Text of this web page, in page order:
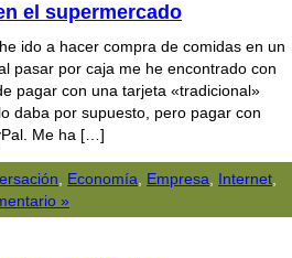
el supermercado
ido a hacer compra de comidas en un
pasar por caja me he encontrado con
pagar con una tarjeta «tradicional»
daba por supuesto, pero pagar con
Me ha […]
Economía Empresa Internet
»